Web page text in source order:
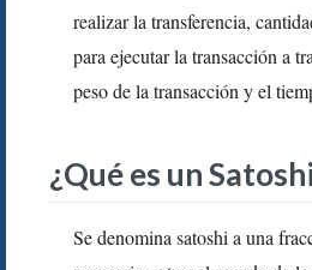
realizar la transferencia,
para ejecutar la transacción a
peso de la transacción y el
¿Qué es un
Se denomina satoshi a una